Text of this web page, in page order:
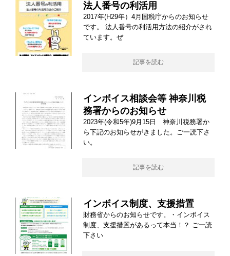
法人番号の利活用
2017年(H29年）4月国税庁からのお知らせ
です。 法人番号の利活用方法の紹介がされ
ています。ぜ
記事を読む
インボイス相談会等 神奈川税
務署からのお知らせ
2023年(令和5年)9月15日 神奈川税務署か
ら下記のお知らせがきました。ご一読下さ
い。
記事を読む
インボイス制度、支援措置
財務省からのお知らせです。・インボイス
制度、支援措置があるって本当！？ ご一読
下さい